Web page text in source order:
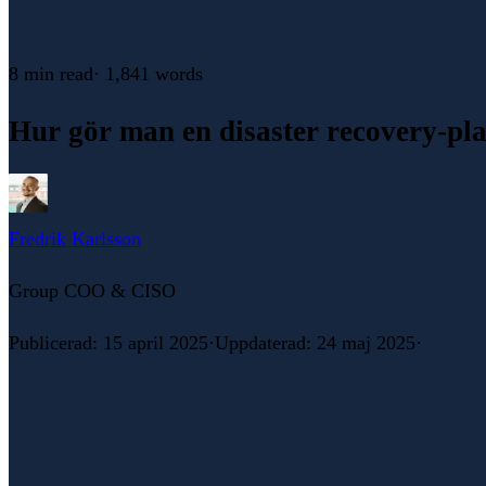
8 min read· 1,841 words
Hur gör man en disaster recovery-
Fredrik Karlsson
Group COO & CISO
Publicerad: 15 april 2025·Uppdaterad: 24 maj 2025·